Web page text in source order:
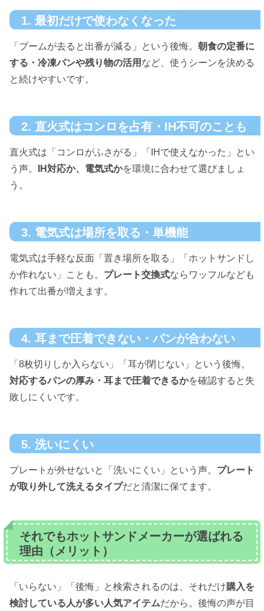
1. 最初だけで使わなくなった
「ブームが去ると出番が減る」という後悔。 朝食の定番に
する・冷凍パンや残り物の活用 など、使うシーンを決める
と続けやすいです。
2. 直火式はコンロを占有・IH不可のことも
直火式は「コンロがふさがる」「IHで使えなかった」とい
う声。
IH対応か、電気式かを環境に合わせて選びましょ
う。
3. 電気式は場所を取る・単機能
電気式は手軽な反面「置き場所を取る」「ホットサンドし
か作れない」ことも。 プレート交換式ならワッフルなども
作れて出番が増えます。
4. 耳まで圧着できない・パンが合わない
「8枚切りしか入らない」「耳が閉じない」という後悔。
対応するパンの厚み・耳まで圧着できるかを確認すると失
敗しにくいです。
5. 洗いにくい
プレートが外せないと「洗いにくい」という声。 プレート
が取り外して洗えるタイプだと清潔に保てます。
それでもホットサンドメーカーが選ばれる
理由（メリット）
「いらない」「後悔」と検索されるのは、それだけ購入を
検討している人が多い人気アイテムだから。後悔の声が目